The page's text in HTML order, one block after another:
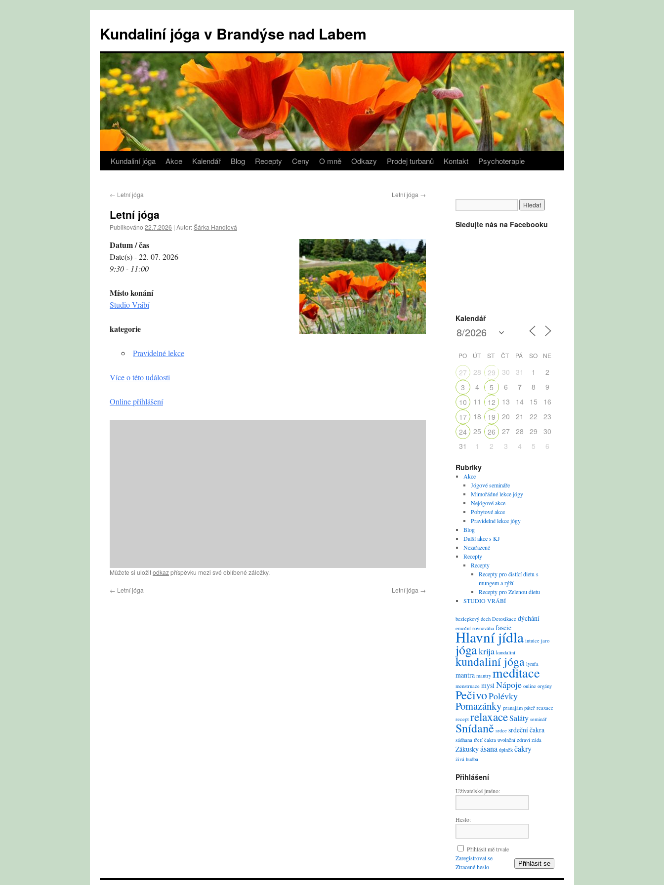
obsahu
webu
Kundaliní jóga v Brandýse nad Labem
Kundaliní jóga Akce Kalendář Blog Recepty Ceny O mně Odkazy Prodej turbanů Kontakt Psychoterapie
← Letní jóga Letní jóga →
Letní jóga
Publikováno 22.7.2026 | Autor:Šárka Handlová
Datum / čas
Date(s) - 22. 07. 2026
9:30 - 11:00
Místo konání
Studio Vrábí
kategorie
Pravidelné lekce
Více o této události
Online přihlášení
Můžete si uložitodkazpříspěvku mezi své oblíbené záložky.
← Letní jóga Letní jóga →
Sledujte nás na Facebooku
Kalendář
PO ÚT ST ČT PÁ SO NE
27 28 29 30 31 1
2
3
4 5 6 7 8
9
10
11 12 13 14 15
16
17
18 19 20 21 22
23
24
25 26 27 28 29
30
31
1 2 3 4 5 6
Rubriky
Akce
Jógové semináře
Mimořádné lekce jógy
Nejógové akce
Pobytové akce
Pravidelné lekce jógy
Blog
Další akce s KJ
Nezařazené
Recepty
Recepty
Recepty pro čistící dietu s
mungem a rýží
Recepty pro Zelenou dietu
STUDIO VRÁBÍ
bezlepkový dech Detoxikace dýchání
emoční rovnováha fascie
Hlavní jídla intuice jaro
jógakrija kundaliní
kundaliní jóga lymfa
mantra mantry meditace
menstruace myslNápoje online orgány
PečivoPolévky
Pomazánky pranajám páteř reaxace
recept relaxaceSaláty seminář
Snídaně srdce srdeční čakra
sádhana třetí čakra uvolnění zdraví záda
Zákuskyásana úplněk čakry
živá hudba
Přihlášení
Uživatelské jméno:
Heslo:
Přihlásit mě trvale
Přihlásit se
Zaregistrovat se
Ztracené heslo